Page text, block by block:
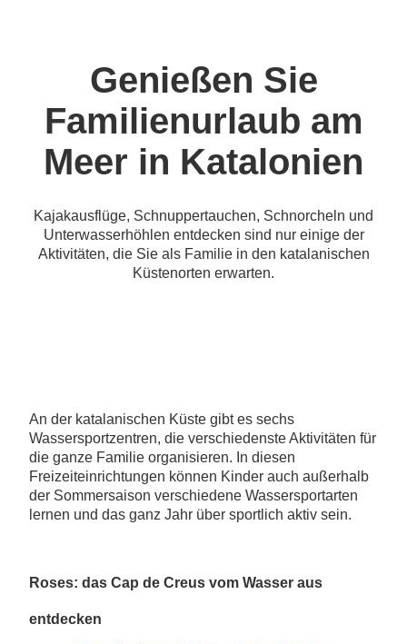
Genießen Sie
Familienurlaub am
Meer in Katalonien
Kajakausflüge, Schnuppertauchen, Schnorcheln und
Unterwasserhöhlen entdecken sind nur einige der
Aktivitäten, die Sie als Familie in den katalanischen
Küstenorten erwarten.
An der katalanischen Küste gibt es sechs
Wassersportzentren, die verschiedenste Aktivitäten für
die ganze Familie organisieren. In diesen
Freizeiteinrichtungen können Kinder auch außerhalb
der Sommersaison verschiedene Wassersportarten
lernen und das ganz Jahr über sportlich aktiv sein.
Roses: das Cap de Creus vom Wasser aus
entdecken